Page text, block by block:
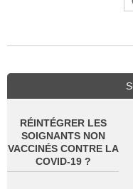
RÉINTÉGRER LES
SOIGNANTS NON
VACCINÉS CONTRE LA
COVID-19 ?